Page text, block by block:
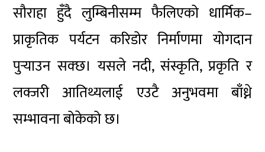
सौराहा हुँदै लुम्बिनीसम्म फैलिएको धार्मिक–
प्राकृतिक पर्यटन करिडोर निर्माणमा योगदान
पुर्‍याउन सक्छ। यसले नदी, संस्कृति, प्रकृति र
लक्जरी आतिथ्यलाई एउटै अनुभवमा बाँध्ने
सम्भावना बोकेको छ।